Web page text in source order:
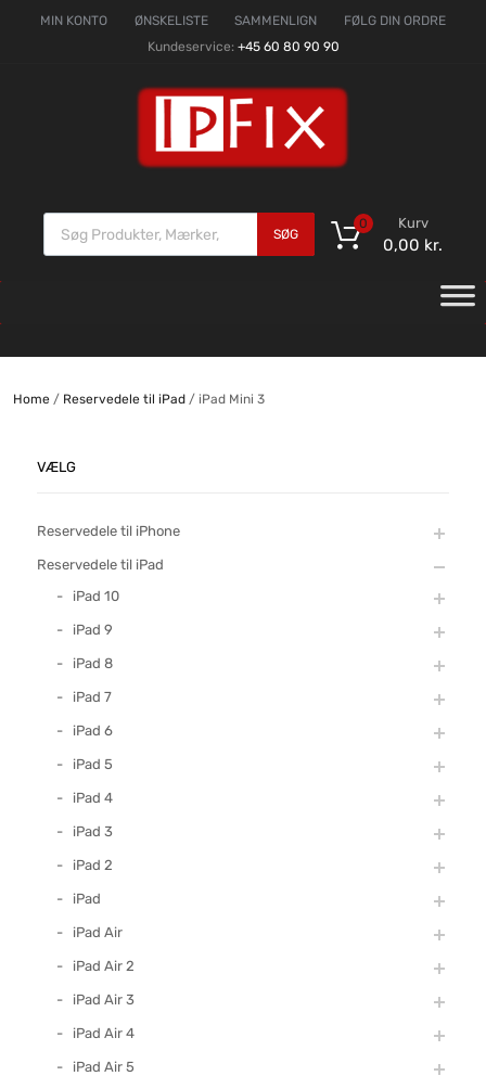
MIN KONTO ØNSKELISTE SAMMENLIGN
FØLG DIN ORDRE
Kundeservice: +45 60 80 90 90
SØG
Kurv
0,00 kr.
0
Home/ Reservedele til iPad/ iPad Mini 3
VÆLG
Reservedele til iPhone
Reservedele til iPad
iPad 10
iPad 9
iPad 8
iPad 7
iPad 6
iPad 5
iPad 4
iPad 3
iPad 2
iPad
iPad Air
iPad Air 2
iPad Air 3
iPad Air 4
iPad Air 5